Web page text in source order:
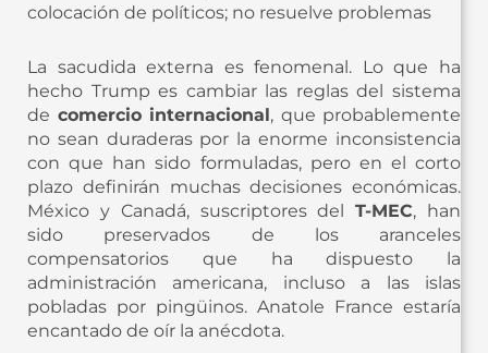
colocación de políticos; no resuelve problemas
La sacudida externa es fenomenal. Lo que ha
hecho Trump es cambiar las reglas del sistema
de comercio internacional, que probablemente
no sean duraderas por la enorme inconsistencia
con que han sido formuladas, pero en el corto
plazo definirán muchas decisiones económicas.
México y Canadá, suscriptores delT-MEC, han
sido preservados de los aranceles
compensatorios que ha dispuesto la
administración americana, incluso a las islas
pobladas por pingüinos. Anatole France estaría
encantado de oír la anécdota.